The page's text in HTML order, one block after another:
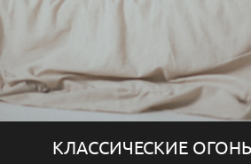
КЛАССИЧЕСКИЕ